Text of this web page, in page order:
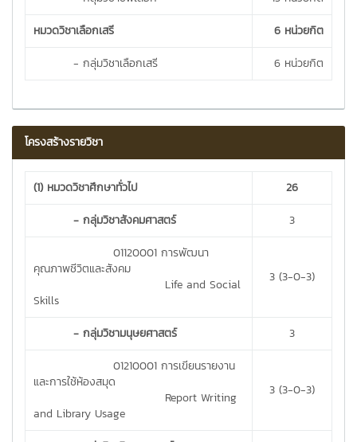
หมวดวิชาเลือกเสรี
6 หน่วยกิต
- กลุ่มวิชาเลือกเสรี
6 หน่วยกิต
โครงสร้างรายวิชา
(1) หมวดวิชาศึกษาทั่วไป
26
- กลุ่มวิชาสังคมศาสตร์
3
01120001 การพัฒนา
คุณภาพชีวิตและสังคม
Life and Social
Skills
3 (3-0-3)
- กลุ่มวิชามนุษยศาสตร์
3
01210001 การเขียนรายงาน
และการใช้ห้องสมุด
Report Writing
and Library Usage
3 (3-0-3)